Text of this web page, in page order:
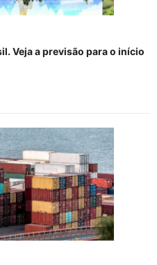
Veja a previsão para o início